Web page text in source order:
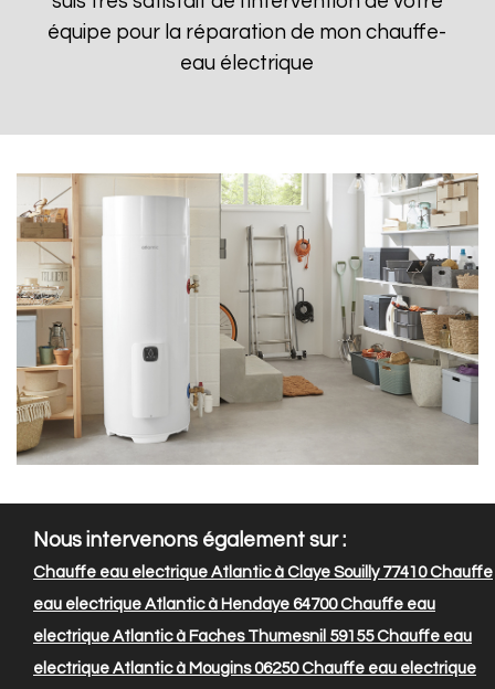
équipe pour la réparation de mon chauffe-
eau électrique
Nous intervenons également sur :
Chauffe eau electrique Atlantic à Claye Souilly 77410Chauffe
eau electrique Atlantic à Hendaye 64700Chauffe eau
electrique Atlantic à Faches Thumesnil 59155Chauffe eau
electrique Atlantic à Mougins 06250Chauffe eau electrique